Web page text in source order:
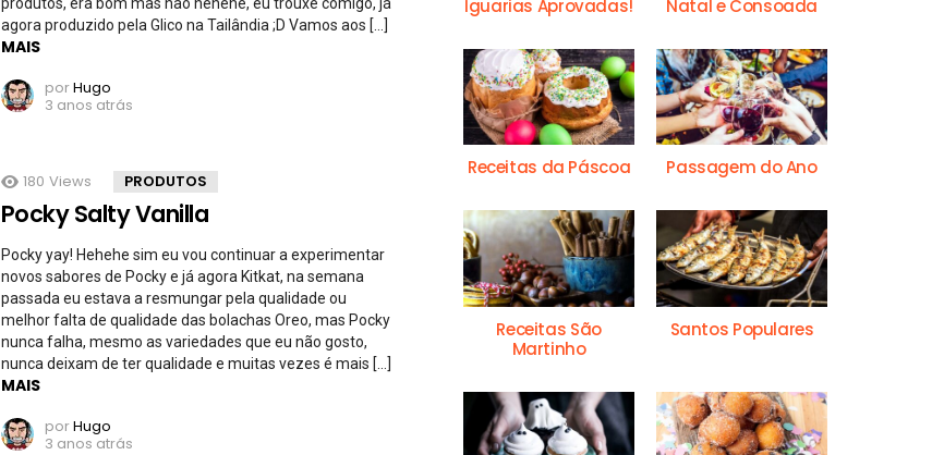
agora produzido pela Glico na Tailândia ;D Vamos aos […]
MAIS
porHugo
3 anos atrás
180 Views PRODUTOS
Pocky Salty Vanilla
Pocky yay! Hehehe sim eu vou continuar a experimentar
novos sabores de Pocky e já agora Kitkat, na semana
passada eu estava a resmungar pela qualidade ou
melhor falta de qualidade das bolachas Oreo, mas Pocky
nunca falha, mesmo as variedades que eu não gosto,
nunca deixam de ter qualidade e muitas vezes é mais […]
MAIS
porHugo
3 anos atrás
Iguarias Aprovadas! Natal e Consoada
Receitas da Páscoa Passagem do Ano
Receitas São
Martinho
Santos Populares